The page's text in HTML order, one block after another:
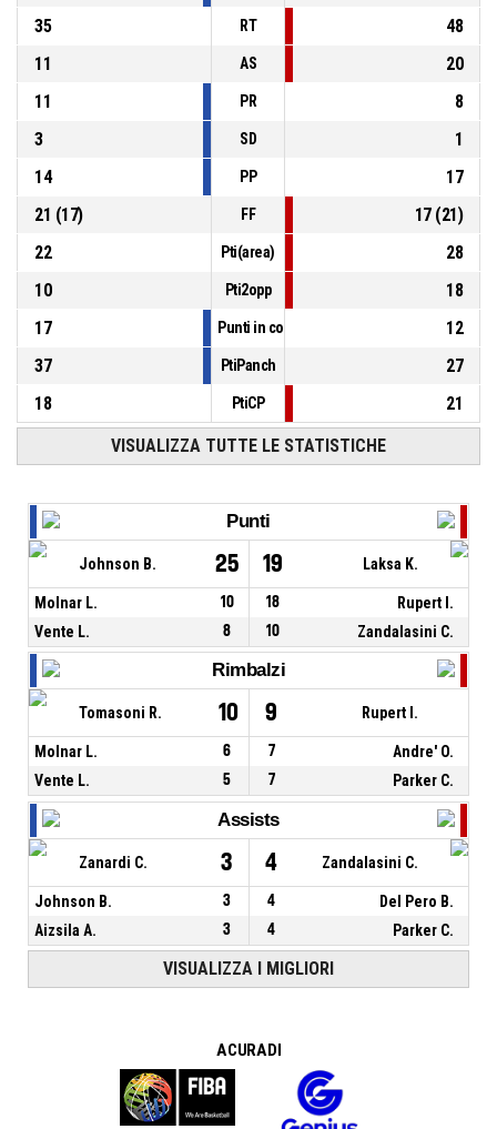
35
RT
48
11
AS
20
11
PR
8
3
SD
1
14
PP
17
21 (17) FF 17(21)
22
Pti(area)
28
10
Pti2opp
18
17
Punti in contropiede
12
37
PtiPanch
27
18
PtiCP 21
VISUALIZZA TUTTE LE STATISTICHE
Punti
Johnson B. 25 19 Laksa K.
Molnar L. 10 18
Rupert I.
Vente L.
8 10 Zandalasini C.
Rimbalzi
Tomasoni R. 10 9 Rupert I.
Molnar L. 6 7
Andre' O.
Vente L.
5 7 Parker C.
Assists
Zanardi C. 3 4 Zandalasini C.
Johnson B. 3 4
Del Pero B.
Aizsila A.
3 4 Parker C.
VISUALIZZA I MIGLIORI
A CURA DI